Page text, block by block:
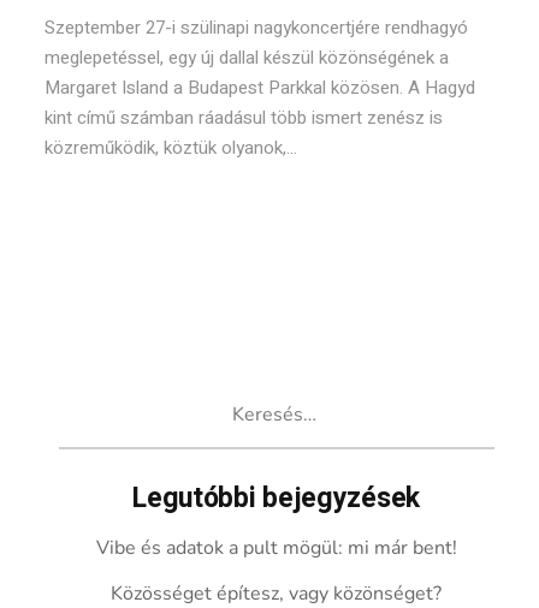
Szeptember 27-i szülinapi nagykoncertjére rendhagyó
meglepetéssel, egy új dallal készül közönségének a
Margaret Island a Budapest Parkkal közösen. A Hagyd
kint című számban ráadásul több ismert zenész is
közreműködik, köztük olyanok,...
Legutóbbi bejegyzések
Vibe és adatok a pult mögül: mi már bent!
Közösséget építesz, vagy közönséget?